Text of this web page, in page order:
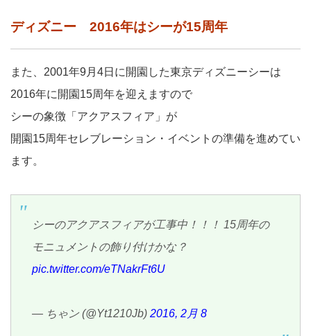
ディズニー 2016年はシーが15周年
また、2001年9月4日に開園した東京ディズニーシーは
2016年に開園15周年を迎えますので
シーの象徴「アクアスフィア」が
開園15周年セレブレーション・イベントの準備を進めてい
ます。
シーのアクアスフィアが工事中！！！ 15周年の
モニュメントの飾り付けかな？
pic.twitter.com/eTNakrFt6U
— ちゃン (@Yt1210Jb) 2016, 2月 8